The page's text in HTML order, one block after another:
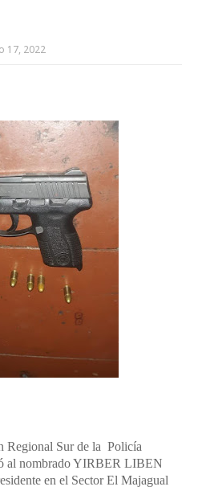
17, 2022
Sur de la Policía
al nombrado YIRBER LIBEN
en el Sector El Majagual